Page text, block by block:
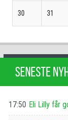
30 31
SENESTE
17:50 Eli Lilly får